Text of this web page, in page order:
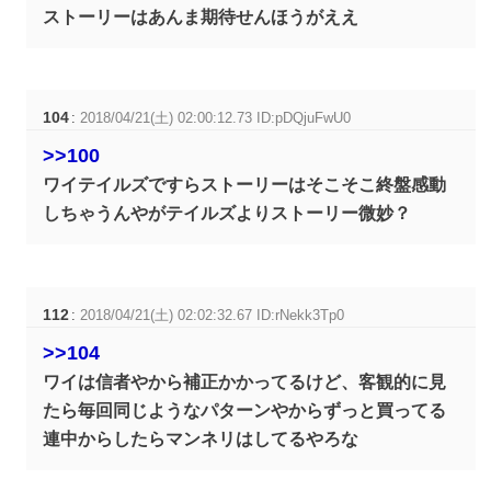
ストーリーはあんま期待せんほうがええ
104 :2018/04/21(土) 02:00:12.73 ID:pDQjuFwU0
>>100
ワイテイルズですらストーリーはそこそこ終盤感動
しちゃうんやがテイルズよりストーリー微妙？
112 : 2018/04/21(土) 02:02:32.67 ID:rNekk3Tp0
>>104
ワイは信者やから補正かかってるけど、客観的に見
たら毎回同じようなパターンやからずっと買ってる
連中からしたらマンネリはしてるやろな